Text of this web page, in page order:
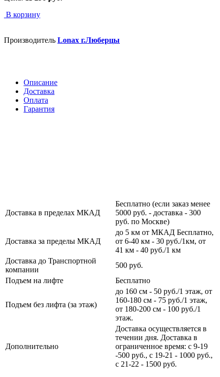
В корзину
Производитель Lonax г.Люберцы
Описание
Доставка
Оплата
Гарантия
Доставка в пределах МКАД
Бесплатно (если заказ менее
5000 руб. - доставка - 300
руб. по Москве)
Доставка за пределы МКАД
до 5 км от МКАД Бесплатно,
от 6-40 км - 30 руб./1км, от
41 км - 40 руб./1 км
Доставка до Транспортной
компании
500 руб.
Подъем на лифте
Бесплатно
Подъем без лифта (за этаж)
до 160 см - 50 руб./1 этаж, от
160-180 см - 75 руб./1 этаж,
от 180-200 см - 100 руб./1
этаж.
Дополнительно
Доставка осуществляется в
течении дня. Доставка в
ограниченное время: с 9-19
-500 руб., с 19-21 - 1000 руб.,
с 21-22 - 1500 руб.